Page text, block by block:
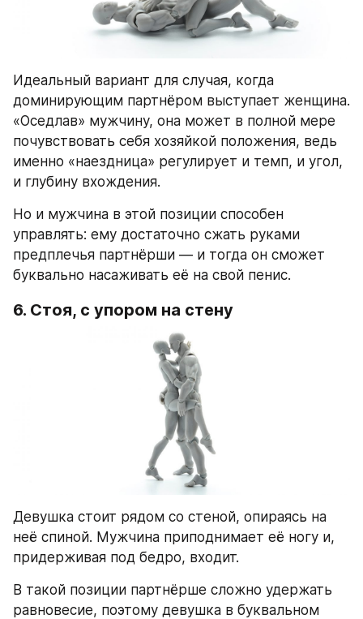
Идеальный вариант для случая, когда
доминирующим партнёром выступает женщина.
«Оседлав» мужчину, она может в полной мере
почувствовать себя хозяйкой положения, ведь
именно «наездница» регулирует и темп, и угол,
и глубину вхождения.
Но и мужчина в этой позиции способен
управлять: ему достаточно сжать руками
предплечья партнёрши — и тогда он сможет
буквально насаживать её на свой пенис.
6. Стоя, с упором на стену
Девушка стоит рядом со стеной, опираясь на
неё спиной. Мужчина приподнимает её ногу и,
придерживая под бедро, входит.
В такой позиции партнёрше сложно удержать
равновесие, поэтому девушка в буквальном